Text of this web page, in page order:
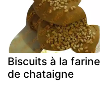
Biscuits à la farine
de chataigne